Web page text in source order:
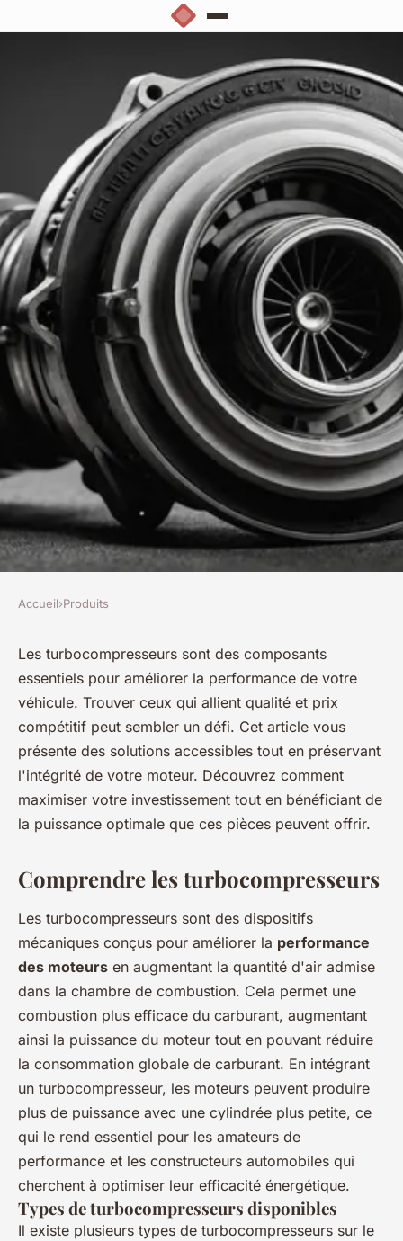
Découvrez les
turbocompresseurs au
meilleur prix !
admin•29 octobre 2024• 8 min de lecture
Accueil›Produits
Les turbocompresseurs sont des composants
essentiels pour améliorer la performance de votre
véhicule. Trouver ceux qui allient qualité et prix
compétitif peut sembler un défi. Cet article vous
présente des solutions accessibles tout en préservant
l'intégrité de votre moteur. Découvrez comment
maximiser votre investissement tout en bénéficiant de
la puissance optimale que ces pièces peuvent offrir.
Comprendre les turbocompresseurs
Les turbocompresseurs sont des dispositifs
mécaniques conçus pour améliorer la performance
des moteurs en augmentant la quantité d'air admise
dans la chambre de combustion. Cela permet une
combustion plus efficace du carburant, augmentant
ainsi la puissance du moteur tout en pouvant réduire
la consommation globale de carburant. En intégrant
un turbocompresseur, les moteurs peuvent produire
plus de puissance avec une cylindrée plus petite, ce
qui le rend essentiel pour les amateurs de
performance et les constructeurs automobiles qui
cherchent à optimiser leur efficacité énergétique.
Types de turbocompresseurs disponibles
Il existe plusieurs types de turbocompresseurs sur le